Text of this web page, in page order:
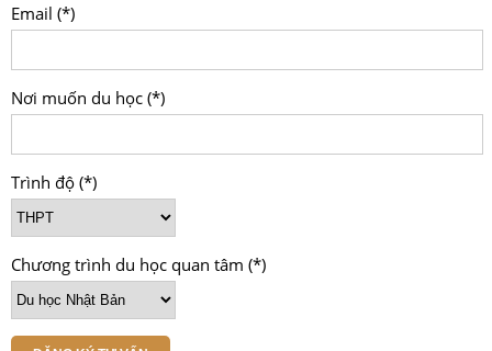
Email (*)
Nơi muốn du học (*)
Trình độ (*)
Chương trình du học quan tâm (*)